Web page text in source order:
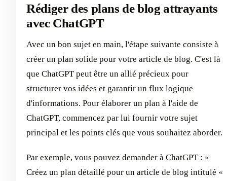
Rédiger des plans de blog attrayants
avec ChatGPT
Avec un bon sujet en main, l'étape suivante consiste à
créer un plan solide pour votre article de blog. C'est là
que ChatGPT peut être un allié précieux pour
structurer vos idées et garantir un flux logique
d'informations. Pour élaborer un plan à l'aide de
ChatGPT, commencez par lui fournir votre sujet
principal et les points clés que vous souhaitez aborder.
Par exemple, vous pouvez demander à ChatGPT : «
Créez un plan détaillé pour un article de blog intitulé «